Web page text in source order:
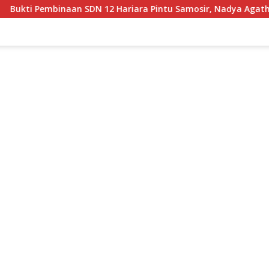
Pintu Samosir, Nadya Agatha Sihotang Wakili Sumut di